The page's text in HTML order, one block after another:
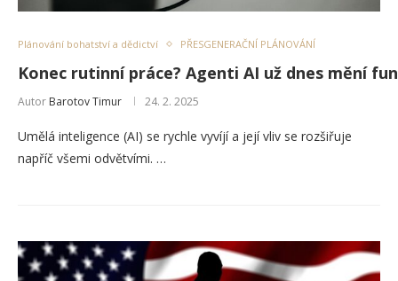
Plánování bohatství a dědictví PŘESGENERAČNÍ PLÁNOVÁNÍ
Konec rutinní práce? Agenti AI už dnes mění
Autor Barotov Timur 24. 2. 2025
Umělá inteligence (AI) se rychle vyvíjí a její vliv se rozšiřuje
napříč všemi odvětvími. …